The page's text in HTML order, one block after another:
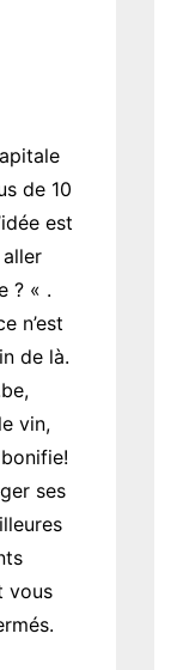
de 10
est
? « .
n’est
de là.
vin,
ses
vous